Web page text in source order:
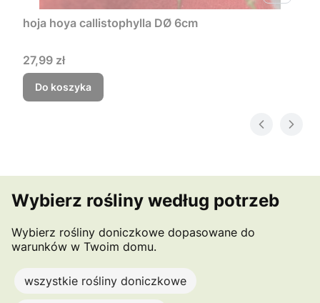
hoja hoya callistophylla DØ 6cm
Cena
27,99 zł
Do koszyka
Wybierz rośliny według potrzeb
Wybierz rośliny doniczkowe dopasowane do
warunków w Twoim domu.
wszystkie rośliny doniczkowe